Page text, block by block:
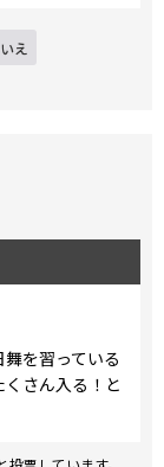
え
を習っている
さん入る！と